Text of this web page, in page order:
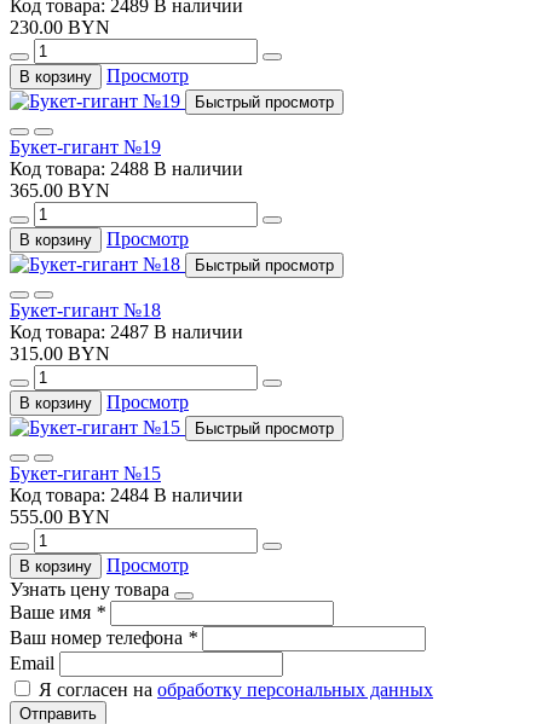
Код товара: 2489 В наличии
230.00 BYN
В корзину Просмотр
Быстрый просмотр
Букет-гигант №19
Код товара: 2488 В наличии
365.00 BYN
В корзину Просмотр
Быстрый просмотр
Букет-гигант №18
Код товара: 2487 В наличии
315.00 BYN
В корзину Просмотр
Быстрый просмотр
Букет-гигант №15
Код товара: 2484 В наличии
555.00 BYN
В корзину
Просмотр
Узнать цену товара
Ваше имя *
Ваш номер телефона *
Email
Я согласен на обработку персональных данных
Отправить